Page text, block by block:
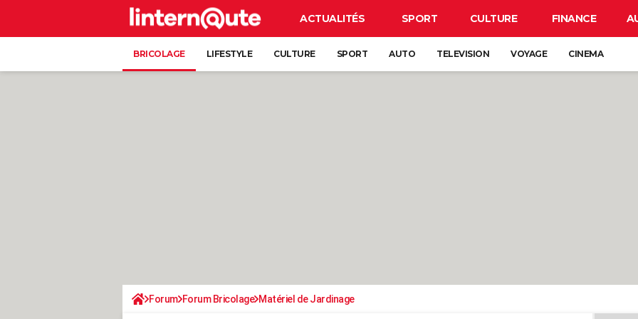
ACTUALITÉS SPORT CULTURE FINANCE
BRICOLAGE LIFESTYLE CULTURE SPORT AUTO TELEVISION VOYAGE CINEMA
Forum Forum Bricolage Matériel de Jardinage